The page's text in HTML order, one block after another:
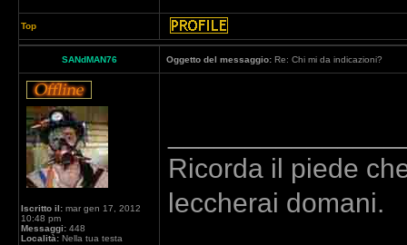
Top
SANdMAN76 Oggetto del messaggio: Re: Chi mi da indicazioni?
Iscritto il: mar gen 17, 2012
10:48 pm
Messaggi: 448
Località: Nella tua testa
Ricorda il piede
leccherai domani.